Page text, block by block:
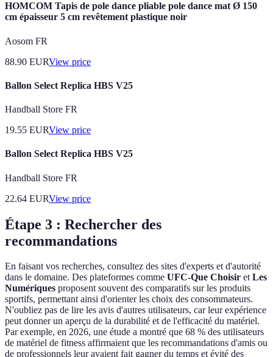
HOMCOM Tapis de pole dance pliable pole dance mat Ø 150
cm épaisseur 5 cm revêtement plastique noir
Aosom FR
88.90 EURView price
Ballon Select Replica HBS V25
Handball Store FR
19.55 EURView price
Ballon Select Replica HBS V25
Handball Store FR
22.64 EURView price
Étape 3 : Rechercher des
recommandations
En faisant vos recherches, consultez des sites d'experts et d'autorité
dans le domaine. Des plateformes comme UFC-Que Choisir etLes
Numériques proposent souvent des comparatifs sur les produits
sportifs, permettant ainsi d'orienter les choix des consommateurs.
N'oubliez pas de lire les avis d'autres utilisateurs, car leur expérience
peut donner un aperçu de la durabilité et de l'efficacité du matériel.
Par exemple, en 2026, une étude a montré que 68 % des utilisateurs
de matériel de fitness affirmaient que les recommandations d'amis ou
de professionnels leur avaient fait gagner du temps et évité des